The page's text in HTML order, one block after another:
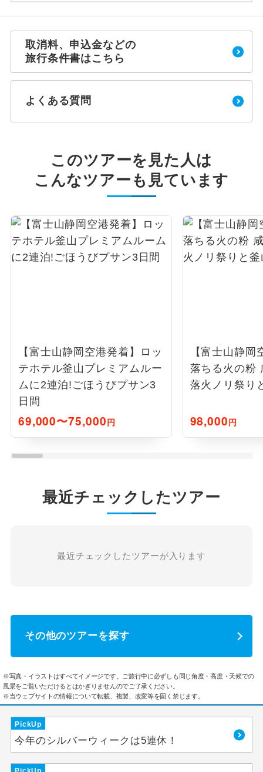
取消料、申込金などの
旅行条件書はこちら
よくある質問
このツアーを見た人は
こんなツアーも見ています
【富士山静岡空港発着】ロッ
テホテル釜山プレミアムルー
ムに2連泊!ごほうびプサン3
日間
69,000〜75,000円
【富士山静岡
落ちる火の粉
落火ノリ祭り
98,000円
最近チェックしたツアー
最近チェックしたツアーが入ります
その他のツアーを探す
※写真・イラストはすべてイメージです。ご旅行中に必ずしも同じ角度・高度・天候での
風景をご覧いただけるとはかぎりませんのでご了承ください。
※当ウェブサイトの情報について転載、複製、改変等を固く禁じます。
PickUp
今年のシルバーウィークは5連休！